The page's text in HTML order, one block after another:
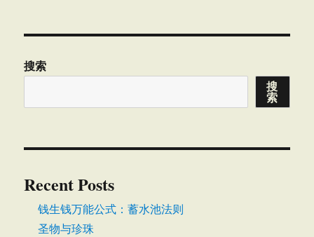
搜索
搜
索
Recent Posts
钱生钱万能公式：蓄水池法则
圣物与珍珠